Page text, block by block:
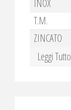
INOX
T.M.
ZINCATO
Leggi Tutto